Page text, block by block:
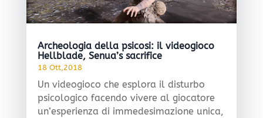
Archeologia della psicosi: il videogioco
Hellblade, Senua’s sacrifice
18 Ott,2018
Un videogioco che esplora il disturbo
psicologico facendo vivere al giocatore
un’esperienza di immedesimazione unica,